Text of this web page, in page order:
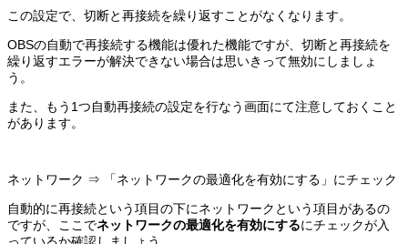
この設定で、切断と再接続を繰り返すことがなくなります。
OBSの自動で再接続する機能は優れた機能ですが、切断と再接続を
繰り返すエラーが解決できない場合は思いきって無効にしましょ
う。
また、もう1つ自動再接続の設定を行なう画面にて注意しておくこと
があります。
ネットワーク ⇒ 「ネットワークの最適化を有効にする」にチェック
自動的に再接続という項目の下にネットワークという項目があるの
ですが、ここでネットワークの最適化を有効にするにチェックが入